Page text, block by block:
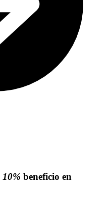
10% beneficio en